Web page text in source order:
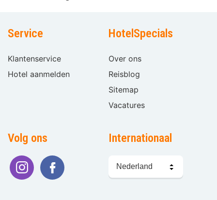
Service
Klantenservice
Hotel aanmelden
HotelSpecials
Over ons
Reisblog
Sitemap
Vacatures
Volg ons Internationaal
kiezen